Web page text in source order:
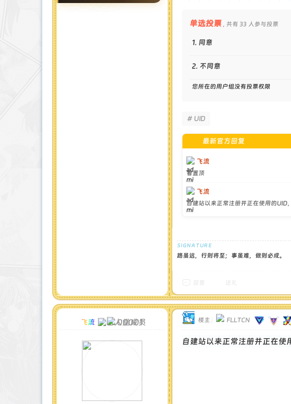
最后登录 : 2026-8-4
单选投票 , 共有 33 人参与投票
1. 同意
2. 不同意
您所在的用户组没有投票权限
# UID
最新官方回复
飞流
看置顶
飞流
自建站以来正常注册并正在使用的UID
路虽远，行则将至；事虽难，做则必成。
飞流 00001 楼主 FLLTCN
自建站以来正常注册并正在使